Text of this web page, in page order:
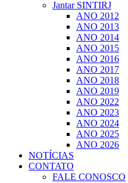
Jantar SINTIRJ
ANO 2012
ANO 2013
ANO 2014
ANO 2015
ANO 2016
ANO 2017
ANO 2018
ANO 2019
ANO 2022
ANO 2023
ANO 2024
ANO 2025
ANO 2026
NOTÍCIAS
CONTATO
FALE CONOSCO